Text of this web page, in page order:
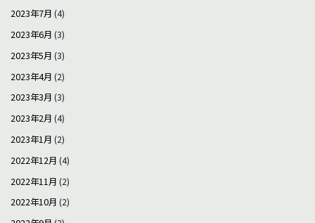
2023年7月 (4)
2023年6月 (3)
2023年5月 (3)
2023年4月 (2)
2023年3月 (3)
2023年2月 (4)
2023年1月 (2)
2022年12月 (4)
2022年11月 (2)
2022年10月 (2)